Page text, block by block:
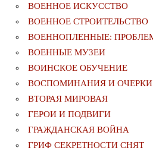
ВОЕННОЕ ИСКУССТВО
ВОЕННОЕ СТРОИТЕЛЬСТВО
ВОЕННОПЛЕННЫЕ:
ВОЕННЫЕ МУЗЕИ
ВОИНСКОЕ ОБУЧЕНИЕ
ВОСПОМИНАНИЯ И ОЧЕРКИ
ВТОРАЯ МИРОВАЯ
ГЕРОИ И ПОДВИГИ
ГРАЖДАНСКАЯ ВОЙНА
ГРИФ СЕКРЕТНОСТИ СНЯТ